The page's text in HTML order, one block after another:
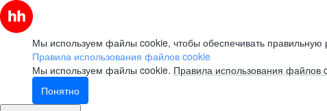
Мы используем файлы cookie, чтобы обеспечивать правильную
Правила использования файлов cookie
Мы используем файлы cookie. Правила использования файлов
Понятно